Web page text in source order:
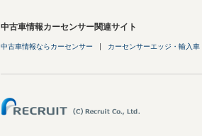
中古車情報カーセンサー関連サイト
中古車情報ならカーセンサー カーセンサーエッジ・輸入車